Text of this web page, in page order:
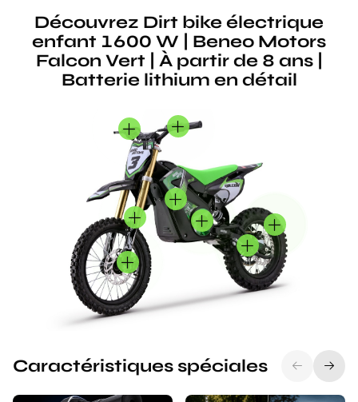
Découvrez Dirt bike électrique
enfant 1600 W | Beneo Motors
Falcon Vert | À partir de 8 ans |
Batterie lithium en détail
Caractéristiques spéciales